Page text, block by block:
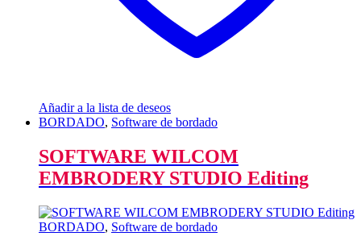
Añadir a la lista de deseos
BORDADO, Software de bordado
SOFTWARE WILCOM
EMBRODERY STUDIO Editing
BORDADO, Software de bordado